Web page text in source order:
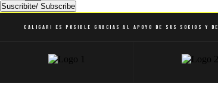
Suscribite/ Subscribe
Caligari es posible gracias al apoyo de sus socios y de